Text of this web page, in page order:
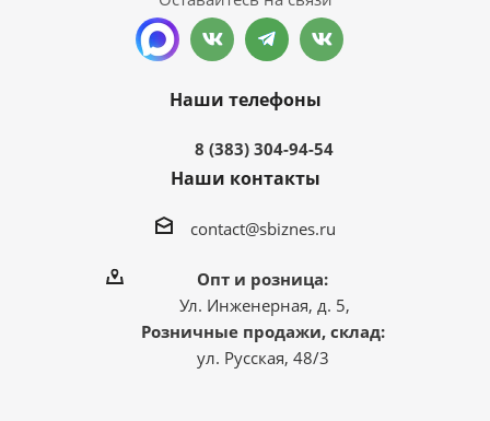
Наши телефоны
8 (383) 304-94-54
Наши контакты
contact@sbiznes.ru
Опт и розница:
Ул. Инженерная, д. 5,
Розничные продажи, склад:
ул. Русская, 48/3